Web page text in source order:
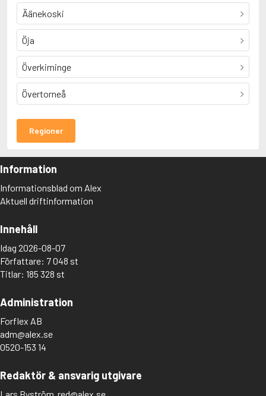
Äänekoski
Öja
Överkiminge
Övertorneå
Regioner
Information
Informationsblad om Alex
Aktuell driftinformation
Innehåll
Idag 2026-08-07
Författare: 7 048 st
Titlar: 185 328 st
Administration
Forflex AB
adm@alex.se
0520-153 14
Redaktör & ansvarig utgivare